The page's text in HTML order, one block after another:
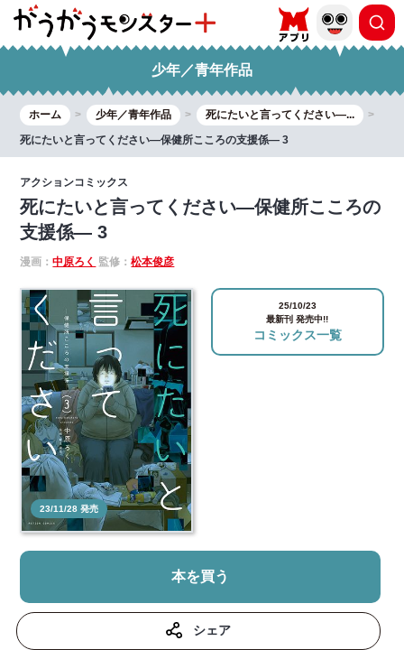
少年／青年作品
ホーム 少年／青年作品
死にたいと言ってください―...
死にたいと言ってください―保健所こころの支援係― 3
アクションコミックス
死にたいと言ってください―保健所こころの
支援係― 3
漫画：中原ろく 監修：松本俊彦
23/11/28 発売
25/10/23
最新刊 発売中!!
コミックス一覧
本を買う
シェア